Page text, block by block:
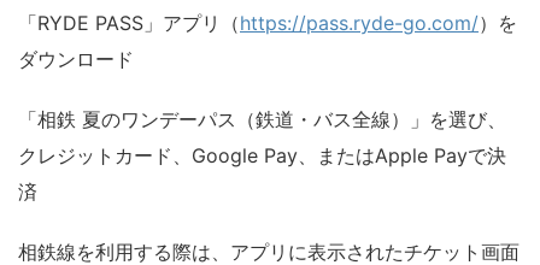
「RYDE PASS」アプリ（https://pass.ryde-go.com/）を
ダウンロード
「相鉄 夏のワンデーパス（鉄道・バス全線）」を選び、
クレジットカード、Google Pay、またはApple Payで決
済
相鉄線を利用する際は、アプリに表示されたチケット画面